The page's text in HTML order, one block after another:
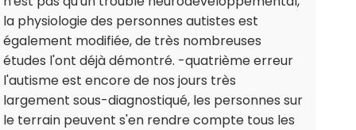
la physiologie des personnes autistes est
également modifiée, de très nombreuses
études l'ont déjà démontré. -quatrième erreur
l'autisme est encore de nos jours très
largement sous-diagnostiqué, les personnes sur
le terrain peuvent s'en rendre compte tous les